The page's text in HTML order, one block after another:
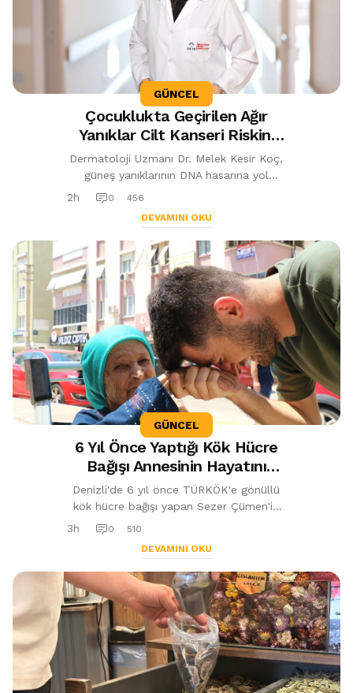
GÜNCEL
Çocuklukta Geçirilen Ağır
Yanıklar Cilt Kanseri Riskini
Artırıyor
Dermatoloji Uzmanı Dr. Melek Kesir Koç,
güneş yanıklarının DNA hasarına yol
açabileceğini belirterek özellikle çocukluk
2h 0
456
DEVAMINI OKU
GÜNCEL
6 Yıl Önce Yaptığı Kök Hücre
Bağışı Annesinin Hayatını
Kurtardı: Doktorlar "Milyonda
Bir" Dedi
Denizli'de 6 yıl önce TÜRKÖK'e gönüllü
kök hücre bağışı yapan Sezer Çümen'in
bağışı, yıllar sonra lösemiye yakalanan
3h 0
510
DEVAMINI OKU